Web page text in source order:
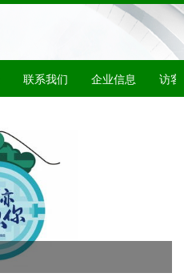
联系我们 企业信息 访客